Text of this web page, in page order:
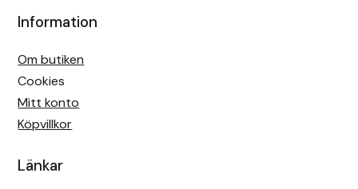
Information
Om butiken
Cookies
Mitt konto
Köpvillkor
Länkar